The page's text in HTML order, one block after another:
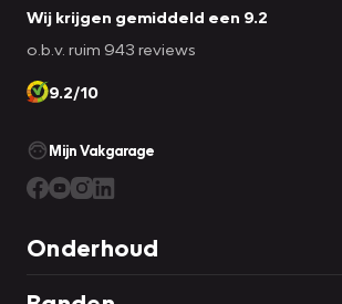
Wij krijgen gemiddeld een 9.2
o.b.v. ruim 943 reviews
9.2/10
Mijn Vakgarage
Onderhoud